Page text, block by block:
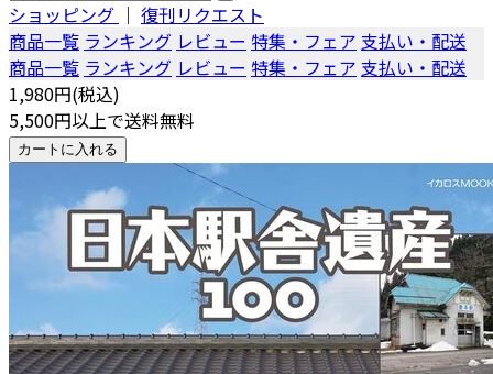
ショッピング ｜ 復刊リクエスト
商品一覧 ランキング レビュー 特集・フェア 支払い・配送
商品一覧 ランキング レビュー 特集・フェア 支払い・配送
1,980円(税込)
5,500円以上で送料無料
カートに入れる